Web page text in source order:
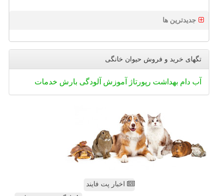
جدیدترین ها
تگهای خرید و فروش حیوان خانگی
آب دام بهداشت رپورتاژ آموزش آلودگی بارش خدمات
اخبار پت فایند